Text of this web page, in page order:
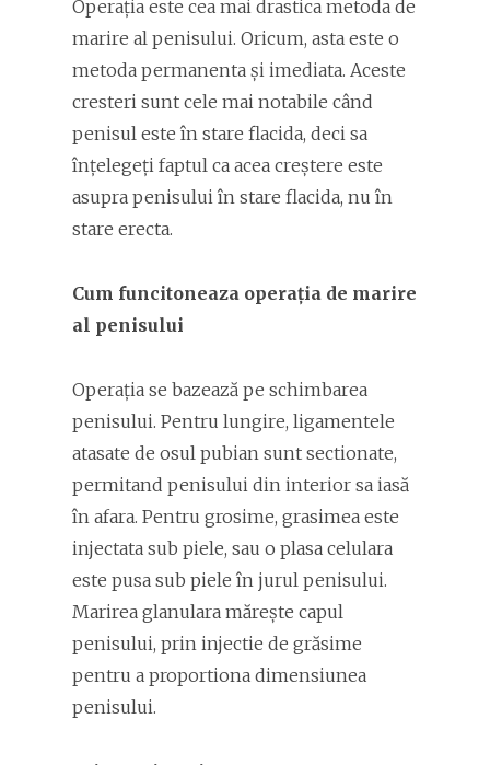
Operația este cea mai drastica metoda de
marire al penisului. Oricum, asta este o
metoda permanenta și imediata. Aceste
cresteri sunt cele mai notabile când
penisul este în stare flacida, deci sa
înțelegeți faptul ca acea creștere este
asupra penisului în stare flacida, nu în
stare erecta.
Cum funcitoneaza operația de marire
al penisului
Operația se bazează pe schimbarea
penisului. Pentru lungire, ligamentele
atasate de osul pubian sunt sectionate,
permitand penisului din interior sa iasă
în afara. Pentru grosime, grasimea este
injectata sub piele, sau o plasa celulara
este pusa sub piele în jurul penisului.
Marirea glanulara mărește capul
penisului, prin injectie de grăsime
pentru a proportiona dimensiunea
penisului.